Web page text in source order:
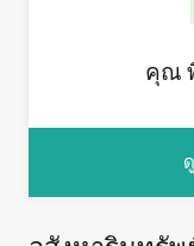
คุณ